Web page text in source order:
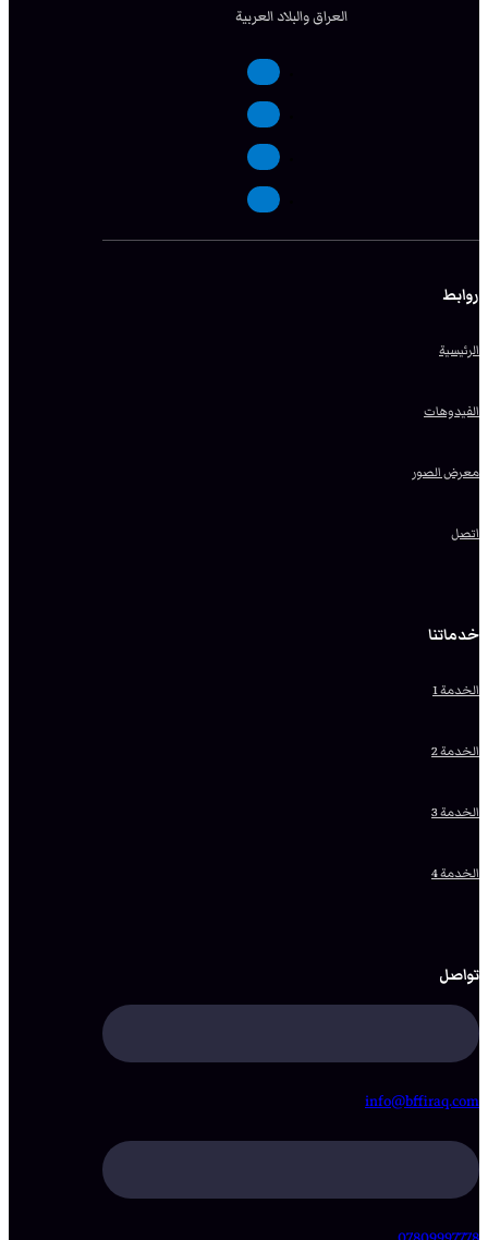
العراق والبلاد العربية
روابط
الرئيسية
الفيدوهات
معرض الصور
اتصل
خدماتنا
الخدمة 1
الخدمة 2
الخدمة 3
الخدمة 4
تواصل
info@bffiraq.com